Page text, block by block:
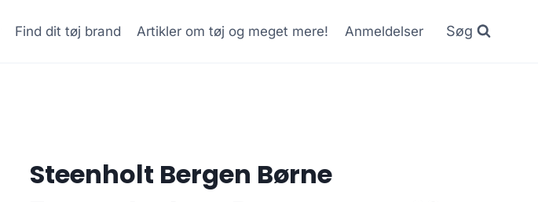
Find dit tøj brand Artikler om tøj og meget mere! Anmeldelser Søg
Steenholt Bergen Børne